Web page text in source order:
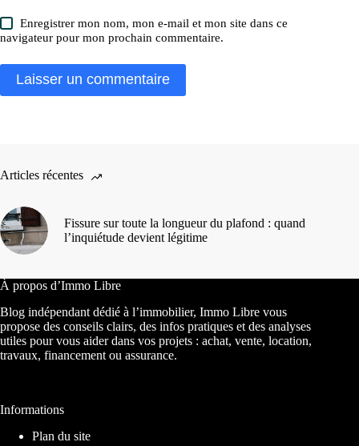
Enregistrer mon nom, mon e-mail et mon site dans ce
navigateur pour mon prochain commentaire.
Laisser un commentaire
Articles récentes
Fissure sur toute la longueur du plafond : quand
l’inquiétude devient légitime
À propos d’Immo Libre
Blog indépendant dédié à l’immobilier, Immo Libre vous
propose des conseils clairs, des infos pratiques et des analyses
utiles pour vous aider dans vos projets : achat, vente, location,
travaux, financement ou assurance.
Informations
Plan du site